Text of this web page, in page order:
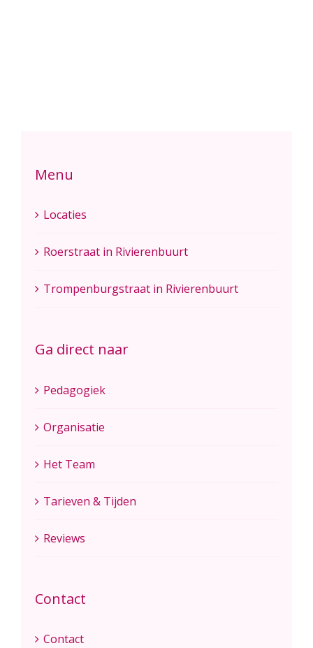
Menu
Locaties
Roerstraat in Rivierenbuurt
Trompenburgstraat in Rivierenbuurt
Ga direct naar
Pedagogiek
Organisatie
Het Team
Tarieven & Tijden
Reviews
Contact
Contact